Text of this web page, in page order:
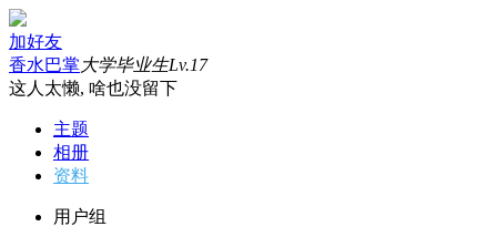
加好友
香水巴掌大学毕业生Lv.17
这人太懒, 啥也没留下
主题
相册
资料
用户组